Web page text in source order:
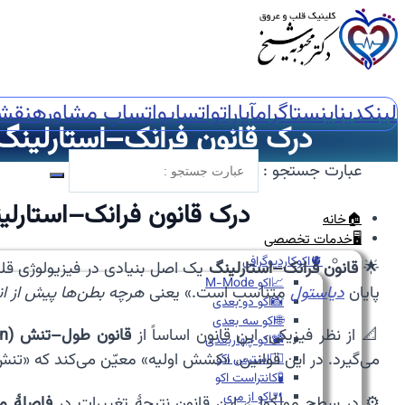
لینکدیناینستاگرامآپاراتواتساپواتساپ مشاوره
عبارت جستجو :
🏠خانه
🖥️خدمات تخصصی
🫀اکوکاردیوگرافی
📈اکو M-Mode
📸اکو دو بعدی
🌐اکو سه بعدی
📽️اکو چهاربعدی
🏃‍♀️استرس اکو
🧪کانتراست اکو
🍴اکو از مری
درک قانون
درک قانون
🌟 قانون فرانک–استارلینگیک اصل بنیادی در
پایان دیاستول متناسب است.» یعنی هرچه بطن‌ها پیش از
📐 از نظر فیزیکی، این قانون اساساً ازقانون طول–تنش (Length–Tension Relation)
می‌گیرد. در این قوانین، «کشش اولیه» معیّن می‌کند که